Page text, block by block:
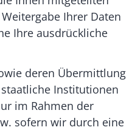
Ihrer Daten
Ihre ausdrückliche
deren Übermittlung
Institutionen
im Rahmen der
sofern wir durch eine